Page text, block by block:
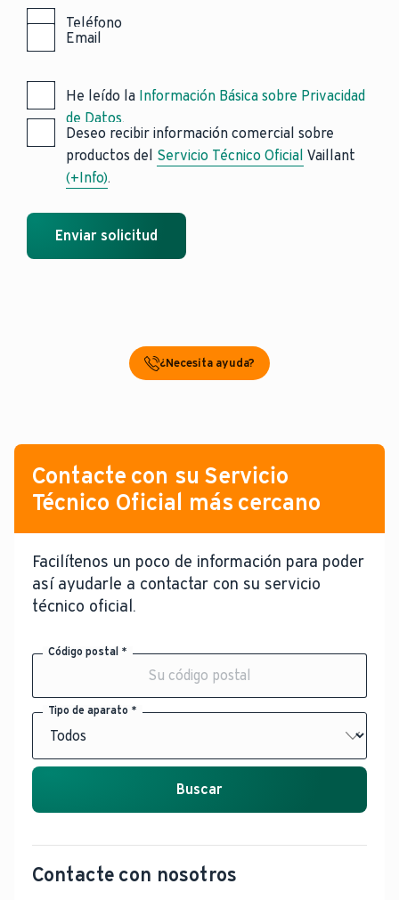
Teléfono
Email
He leído la Información Básica sobre Privacidad
de Datos.
Deseo recibir información comercial sobre
productos del Servicio Técnico Oficial Vaillant
(+Info).
Enviar solicitud
¿Necesita ayuda?
Contacte con su Servicio
Técnico Oficial más cercano
Facilítenos un poco de información para poder
así ayudarle a contactar con su servicio
técnico oficial.
Código postal *
Tipo de aparato *
Buscar
Contacte con nosotros